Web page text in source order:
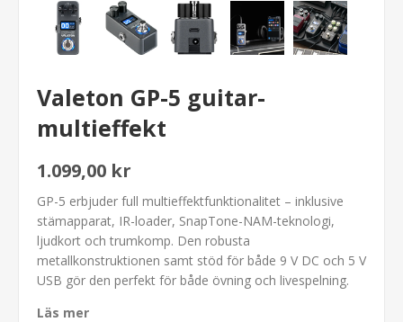
Valeton GP-5 guitar-
multieffekt
1.099,00 kr
GP-5 erbjuder full multieffektfunktionalitet – inklusive
stämapparat, IR-loader, SnapTone-NAM-teknologi,
ljudkort och trumkomp. Den robusta
metallkonstruktionen samt stöd för både 9 V DC och 5 V
USB gör den perfekt för både övning och livespelning.
Läs mer